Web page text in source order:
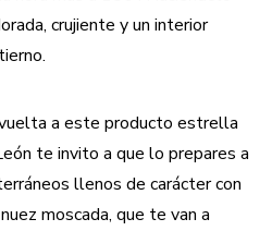
crujiente y un interior
a este producto estrella
te invito a que lo prepares a
llenos de carácter con
moscada, que te van a